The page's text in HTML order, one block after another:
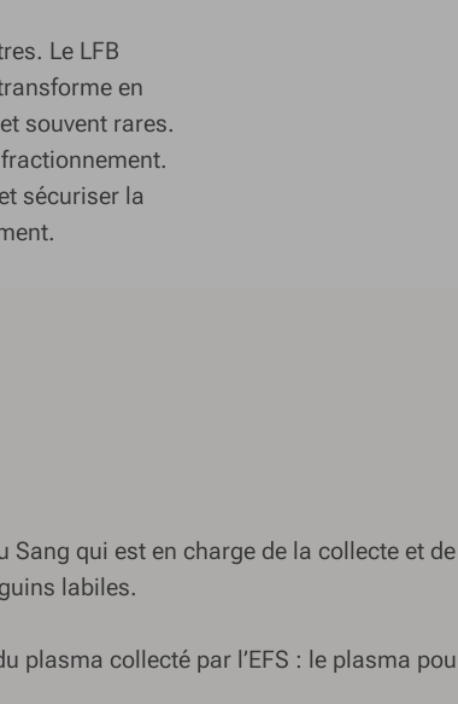
Le LFB
en
souvent rares.
sécuriser la
Sang qui est en charge de la collecte et
labiles.
plasma collecté par l’EFS : le plasma